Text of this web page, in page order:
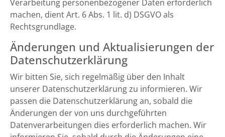
Verarbeitung personenbezogener Daten erforderlich
machen, dient Art. 6 Abs. 1 lit. d) DSGVO als
Rechtsgrundlage.
Änderungen und Aktualisierungen der
Datenschutzerklärung
Wir bitten Sie, sich regelmäßig über den Inhalt
unserer Datenschutzerklärung zu informieren. Wir
passen die Datenschutzerklärung an, sobald die
Änderungen der von uns durchgeführten
Datenverarbeitungen dies erforderlich machen. Wir